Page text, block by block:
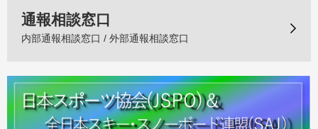
通報相談窓口
内部通報相談窓口 / 外部通報相談窓口